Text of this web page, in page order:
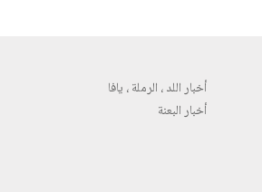
أخبار اللد ، الرملة ، يافا
أخبار البعنة